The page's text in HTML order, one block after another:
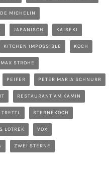
MICHELIN
JAPANISCH KAISEKI
KITCHEN IMPOSSIBLE KOCH
MAX STROHE
PEIFER PETER MARIA SCHNURR
RESTAURANT AM KAMIN
STERNEKOCH
LOTREK VOX
ZWEI STERNE